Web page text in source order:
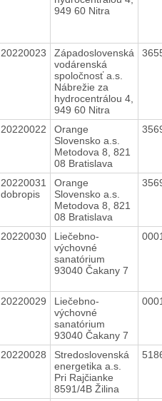
949 60 Nitra
20220023
Západoslovenská
vodárenská
spoločnosť a.s.
Nábrežie za
hydrocentrálou 4,
949 60 Nitra
20220022
Orange
Slovensko a.s.
Metodova 8, 821
08 Bratislava
20220031
dobropis
Orange
Slovensko a.s.
Metodova 8, 821
08 Bratislava
20220030
Liečebno-
výchovné
sanatórium
93040 Čakany 7
20220029
Liečebno-
výchovné
sanatórium
93040 Čakany 7
20220028
Stredoslovenská
energetika a.s.
Pri Rajčianke
8591/4B Žilina